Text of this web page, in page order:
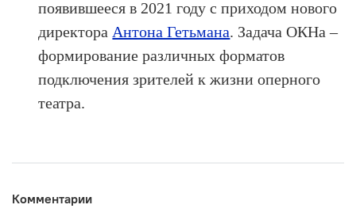
появившееся в 2021 году с приходом нового
директора Антона Гетьмана. Задача ОКНа –
формирование различных форматов
подключения зрителей к жизни оперного
театра.
Комментарии